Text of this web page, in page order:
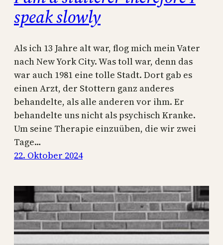
speak slowly
Als ich 13 Jahre alt war, flog mich mein Vater
nach New York City. Was toll war, denn das
war auch 1981 eine tolle Stadt. Dort gab es
einen Arzt, der Stottern ganz anderes
behandelte, als alle anderen vor ihm. Er
behandelte uns nicht als psychisch Kranke.
Um seine Therapie einzuüben, die wir zwei
Tage…
22. Oktober 2024